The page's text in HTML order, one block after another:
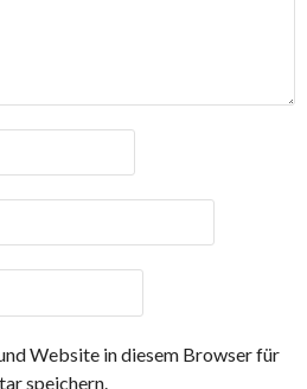
Website in diesem Browser für
speichern.